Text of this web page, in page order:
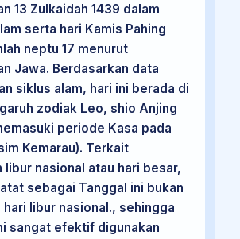
13 Zulkaidah 1439 dalam
serta hari Kamis Pahing
neptu 17 menurut
Jawa. Berdasarkan data
siklus alam, hari ini berada di
zodiak Leo, shio Anjing
periode Kasa pada
Kemarau). Terkait
libur nasional atau hari besar,
sebagai Tanggal ini bukan
hari libur nasional., sehingga
sangat efektif digunakan